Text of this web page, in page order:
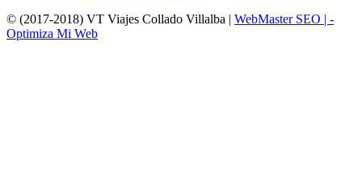
© (2017-2018) VT Viajes Collado Villalba | WebMaster SEO | -
Optimiza Mi Web